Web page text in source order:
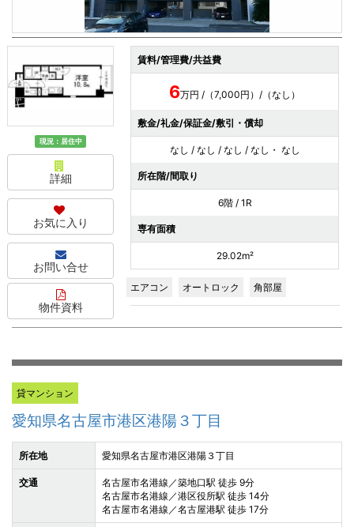
現況：居住中
詳細
お気に入り
お問い合せ
物件資料
賃料/管理費/共益費
6万円 /（7,000円）/（なし）
敷金/礼金/保証金/敷引・償却
なし / なし / なし / なし・ なし
所在階/間取り
6階 / 1R
専有面積
29.02m²
エアコン オートロック 角部屋
貸マンション
愛知県名古屋市港区港陽３丁目
所在地 愛知県名古屋市港区港陽３丁目
交通
名古屋市名港線／築地口駅 徒歩 9分
名古屋市名港線／港区役所駅 徒歩 14分
名古屋市名港線／名古屋港駅 徒歩 17分